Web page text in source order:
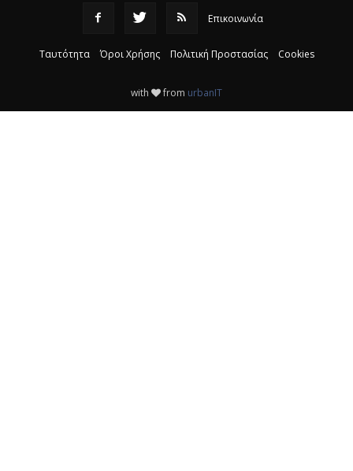
Επικοινωνία
Ταυτότητα Όροι Χρήσης Πολιτική Προστασίας Cookies
with from urbanIT